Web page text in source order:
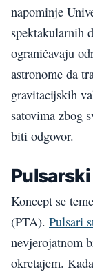
napominje
spektakularnih
ograničavaju
astronome da
gravitacijskih
satovima zbog
biti odgovor.
Koncept se
(PTA). Pulsari
nevjerojatnom
okretajem.